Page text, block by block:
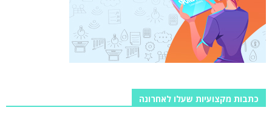
כתבות מקצועיות שעלו לאחרונה